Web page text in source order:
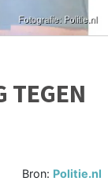
TEGEN
Bron: Politie.nl